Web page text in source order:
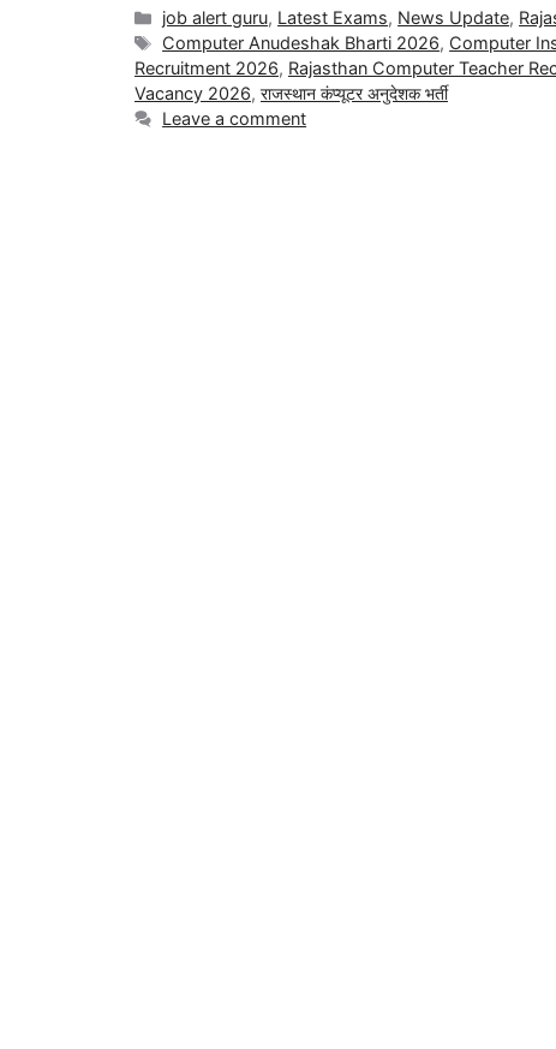
job alert guru, Latest Exams, News Update,
Computer Anudeshak Bharti 2026, Computer
Recruitment 2026, Rajasthan Computer Teacher
Vacancy 2026, राजस्थान कंप्यूटर अनुदेशक भर्ती
Leave a comment